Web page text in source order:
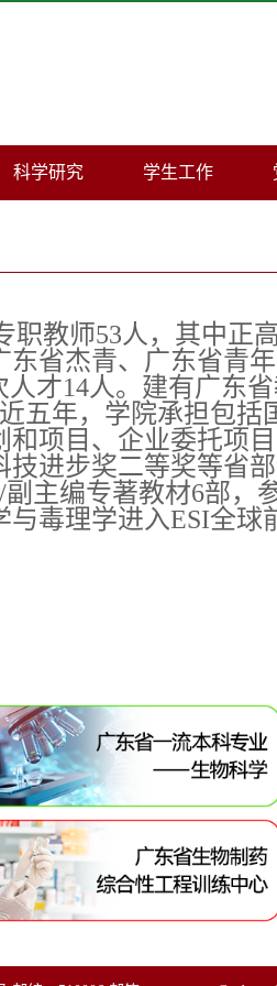
科学研究 学生工作
教师53人，其中正
省杰青、广东省青
才14人。建有广东
五年，学院承担包括
项目、企业委托项
进步奖二等奖等省
主编专著教材6部，
毒理学进入ESI全球